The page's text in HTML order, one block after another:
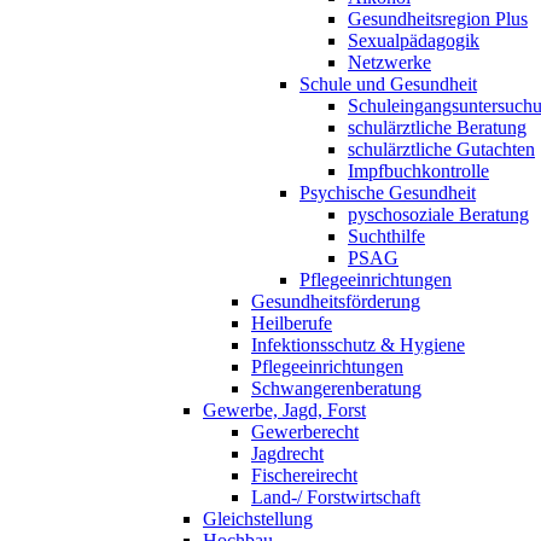
Gesundheitsregion Plus
Sexualpädagogik
Netzwerke
Schule und Gesundheit
schulärztliche Beratung
schulärztliche Gutachten
Impfbuchkontrolle
Psychische Gesundheit
pyschosoziale Beratung
Suchthilfe
PSAG
Pflegeeinrichtungen
Gesundheitsförderung
Heilberufe
Infektionsschutz & Hygiene
Pflegeeinrichtungen
Schwangerenberatung
Gewerbe, Jagd, Forst
Gewerberecht
Jagdrecht
Fischereirecht
Land-/ Forstwirtschaft
Gleichstellung